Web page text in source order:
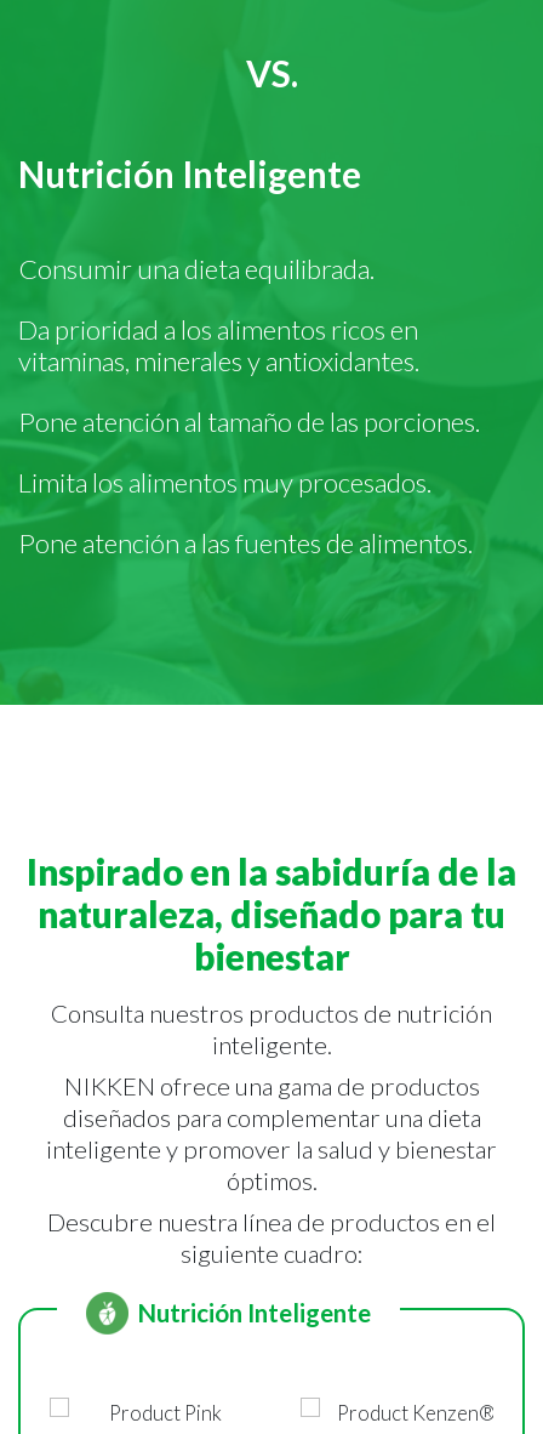
VS.
Nutrición Inteligente
Consumir una dieta equilibrada.
Da prioridad a los alimentos ricos en
vitaminas, minerales y antioxidantes.
Pone atención al tamaño de las porciones.
Limita los alimentos muy procesados.
Pone atención a las fuentes de alimentos.
Inspirado en la sabiduría de la
naturaleza, diseñado para tu
bienestar
Consulta nuestros productos de nutrición
inteligente.
NIKKEN ofrece una gama de productos
diseñados para complementar una dieta
inteligente y promover la salud y bienestar
óptimos.
Descubre nuestra línea de productos en el
siguiente cuadro:
Nutrición Inteligente